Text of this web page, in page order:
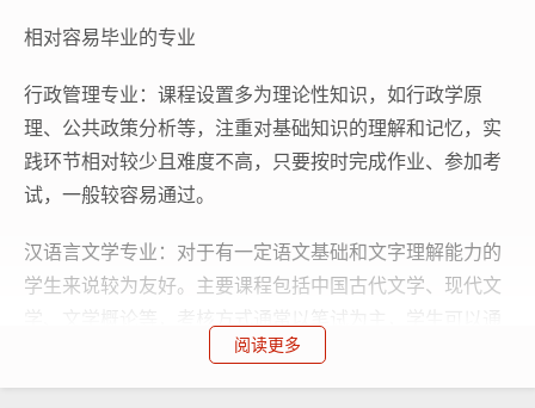
相对容易毕业的专业
行政管理专业：课程设置多为理论性知识，如行政学原
理、公共政策分析等，注重对基础知识的理解和记忆，实
践环节相对较少且难度不高，只要按时完成作业、参加考
试，一般较容易通过。
汉语言文学专业：对于有一定语文基础和文字理解能力的
学生来说较为友好。主要课程包括中国古代文学、现代文
过阅读相关书籍和资料来掌握知识点，毕业难度相对较
低。
阅读更多